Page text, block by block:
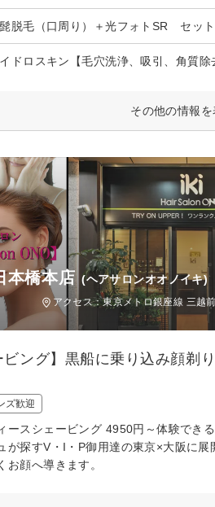
髭脱毛（口周り）＋光フォトSR セット
イドロスキン【毛穴洗浄、吸引、角
その他の情報を
本橋本店 (ヘアサロンオオノイキ)
アクセス：東京メトロ銀座線 三越
ビング】黒船に乗り込み顔剃
ズ歓迎
ースシェービング 4950円～体験で
が探すV・I・P御用達の東京×大阪に
お顔へ導きます。